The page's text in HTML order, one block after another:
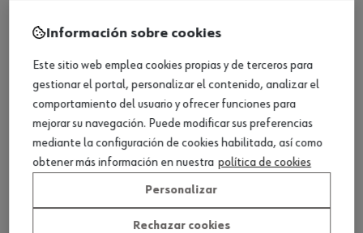
ref.:0615830040
HOJA SABLE BI-METAL PARA MADERA 5UDS
Loading...
Información sobre cookies
Este sitio web emplea cookies propias y de terceros para
gestionar el portal, personalizar el contenido, analizar el
comportamiento del usuario y ofrecer funciones para
mejorar su navegación. Puede modificar sus preferencias
mediante la configuración de cookies habilitada, así como
obtener más información en nuestra política de cookies
Personalizar
Rechazar cookies